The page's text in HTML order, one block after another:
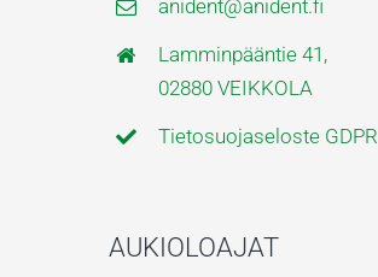
anident@anident.fi
Lamminpääntie 41,
02880 VEIKKOLA
Tietosuojaseloste GDPR
AUKIOLOAJAT